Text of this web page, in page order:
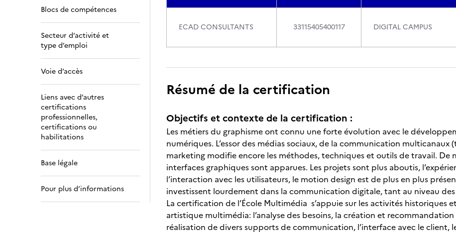
Blocs de compétences
Secteur d’activité et
type d’emploi
Voie d’accès
Liens avec d’autres
certifications
professionnelles,
certifications ou
habilitations
Base légale
Pour plus d’informations
ECAD CONSULTANTS 33115405400117 DIGITAL CAMPUS
Résumé de la certification
Objectifs et contexte de la certification :
Les métiers du graphisme ont connu une forte évolution avec le
numériques. L’essor des médias sociaux, de la communication
marketing modifie encore les méthodes, techniques et outils de travail. De
interfaces graphiques sont apparues. Les projets sont plus aboutis,
l’interaction avec les utilisateurs, le motion design est de plus en plus
investissent lourdement dans la communication digitale, tant au niveau
La certification de l’École Multimédia s’appuie sur les activités historiques
artistique multimédia: l’analyse des besoins, la création et
réalisation de divers supports de communication, l’interface avec le client,